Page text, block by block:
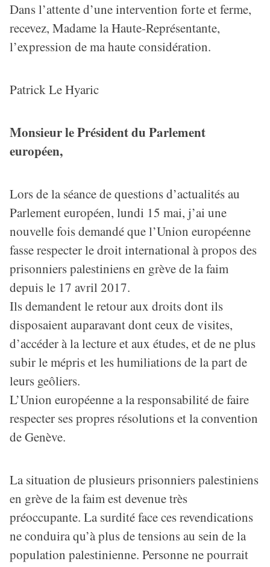
Dans l’attente d’une intervention forte et ferme,
recevez, Madame la Haute-Représentante,
l’expression de ma haute considération.
Patrick Le Hyaric
Monsieur le Président du Parlement
européen,
Lors de la séance de questions d’actualités au
Parlement européen, lundi 15 mai, j’ai une
nouvelle fois demandé que l’Union européenne
fasse respecter le droit international à propos des
prisonniers palestiniens en grève de la faim
depuis le 17 avril 2017.
Ils demandent le retour aux droits dont ils
disposaient auparavant dont ceux de visites,
d’accéder à la lecture et aux études, et de ne plus
subir le mépris et les humiliations de la part de
leurs geôliers.
L’Union européenne a la responsabilité de faire
respecter ses propres résolutions et la convention
de Genève.
La situation de plusieurs prisonniers palestiniens
en grève de la faim est devenue très
préoccupante. La surdité face ces revendications
ne conduira qu’à plus de tensions au sein de la
population palestinienne. Personne ne pourrait